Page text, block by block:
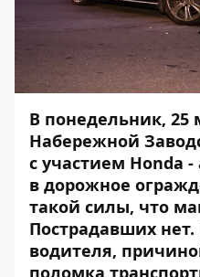
В понедельник, 25
Набережной
с участием Honda
в дорожное
такой силы, что
Пострадавших
водителя,
поломка